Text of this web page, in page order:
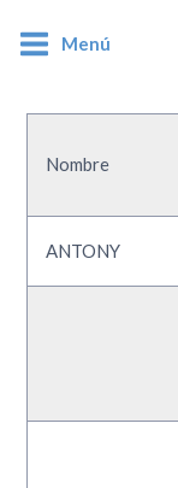
Menú
Nombre
ANTONY